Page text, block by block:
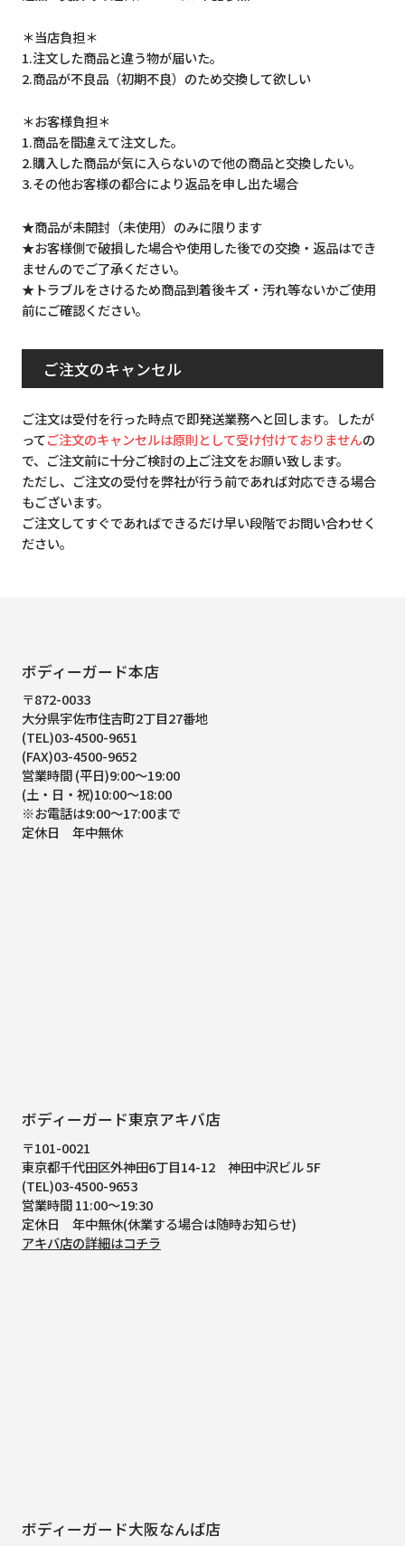
＊当店負担＊
1.注文した商品と違う物が届いた。
2.商品が不良品（初期不良）のため交換して欲しい
＊お客様負担＊
1.商品を間違えて注文した。
2.購入した商品が気に入らないので他の商品と交換したい。
3.その他お客様の都合により返品を申し出た場合
★商品が未開封（未使用）のみに限ります
★お客様側で破損した場合や使用した後での交換・返品はでき
ませんのでご了承ください。
★トラブルをさけるため商品到着後キズ・汚れ等ないかご使用
前にご確認ください。
ご注文のキャンセル
ご注文は受付を行った時点で即発送業務へと回します。したが
ってご注文のキャンセルは原則として受け付けておりませんの
で、ご注文前に十分ご検討の上ご注文をお願い致します。
ただし、ご注文の受付を弊社が行う前であれば対応できる場合
もございます。
ご注文してすぐであればできるだけ早い段階でお問い合わせく
ださい。
ボディーガード本店
〒872-0033
大分県宇佐市住吉町2丁目27番地
(TEL)03-4500-9651
(FAX)03-4500-9652
営業時間 (平日)9:00～19:00
(土・日・祝)10:00～18:00
※お電話は9:00～17:00まで
定休日 年中無休
ボディーガード東京アキバ店
〒101-0021
東京都千代田区外神田6丁目14-12 神田中沢ビル 5F
(TEL)03-4500-9653
営業時間 11:00～19:30
定休日 年中無休(休業する場合は随時お知らせ)
アキバ店の詳細はコチラ
ボディーガード大阪なんば店